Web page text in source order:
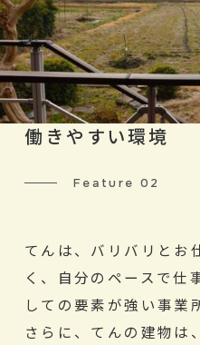
働きやすい環境
Feature 02
てんは、バリバリとお
く、自分のペースで仕
しての要素が強い事業
さらに、てんの建物は